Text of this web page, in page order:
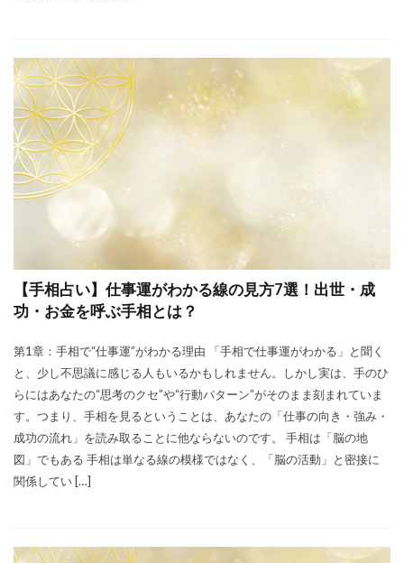
【手相占い】仕事運がわかる線の見方7選！出世・成
功・お金を呼ぶ手相とは？
第1章：手相で“仕事運”がわかる理由 「手相で仕事運がわかる」と聞く
と、少し不思議に感じる人もいるかもしれません。しかし実は、手のひ
らにはあなたの“思考のクセ”や“行動パターン”がそのまま刻まれていま
す。つまり、手相を見るということは、あなたの「仕事の向き・強み・
成功の流れ」を読み取ることに他ならないのです。 手相は「脳の地
図」でもある 手相は単なる線の模様ではなく、「脳の活動」と密接に
関係してい […]